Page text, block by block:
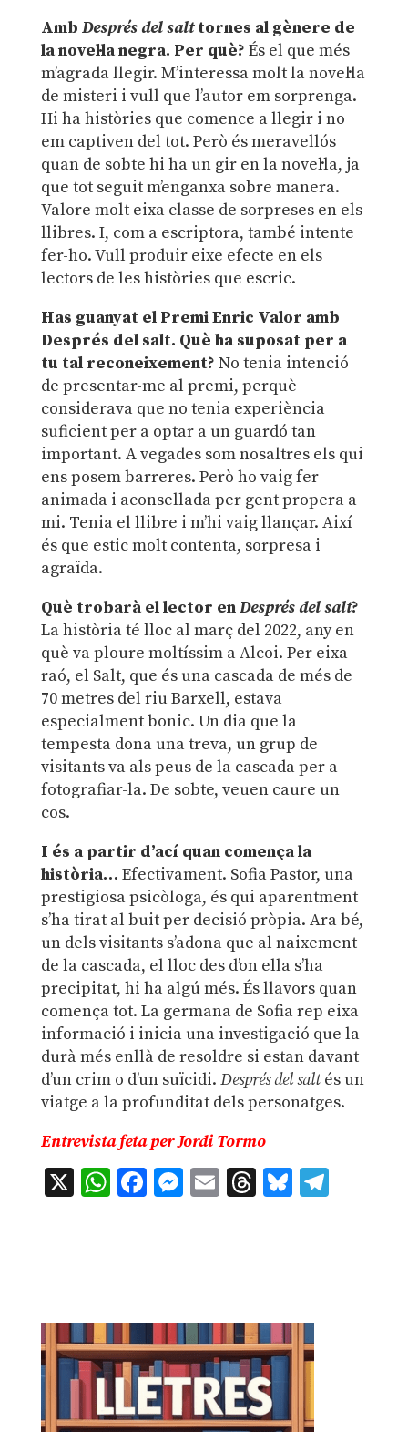
Amb Després del salttornes al gènere de
la novel·la negra. Per què? És el que més
m’agrada llegir. M’interessa molt la novel·la
de misteri i vull que l’autor em sorprenga.
Hi ha històries que comence a llegir i no
em captiven del tot. Però és meravellós
quan de sobte hi ha un gir en la novel·la, ja
que tot seguit m’enganxa sobre manera.
Valore molt eixa classe de sorpreses en els
llibres. I, com a escriptora, també intente
fer-ho. Vull produir eixe efecte en els
lectors de les històries que escric.
Has guanyat el Premi Enric Valor amb
Després del salt. Què ha suposat per a
tu tal reconeixement? No tenia intenció
de presentar-me al premi, perquè
considerava que no tenia experiència
suficient per a optar a un guardó tan
important. A vegades som nosaltres els qui
ens posem barreres. Però ho vaig fer
animada i aconsellada per gent propera a
mi. Tenia el llibre i m’hi vaig llançar. Així
és que estic molt contenta, sorpresa i
agraïda.
Què trobarà el lector enDesprés del salt?
La història té lloc al març del 2022, any en
què va ploure moltíssim a Alcoi. Per eixa
raó, el Salt, que és una cascada de més de
70 metres del riu Barxell, estava
especialment bonic. Un dia que la
tempesta dona una treva, un grup de
visitants va als peus de la cascada per a
fotografiar-la. De sobte, veuen caure un
cos.
I és a partir d’ací quan comença la
història… Efectivament. Sofia Pastor, una
prestigiosa psicòloga, és qui aparentment
s’ha tirat al buit per decisió pròpia. Ara bé,
un dels visitants s’adona que al naixement
de la cascada, el lloc des d’on ella s’ha
precipitat, hi ha algú més. És llavors quan
comença tot. La germana de Sofia rep eixa
informació i inicia una investigació que la
durà més enllà de resoldre si estan davant
d’un crim o d’un suïcidi. Després del saltés un
viatge a la profunditat dels personatges.
Entrevista feta per Jordi Tormo
X WhatsApp
Facebook
Messenger
EmailThreads
Bluesky